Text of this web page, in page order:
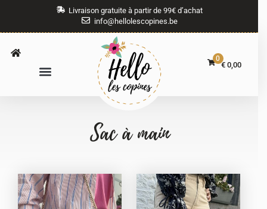
Livraison gratuite à partir de 99€ d’achat
info@hellolescopines.be
0
€0,00
Sac à main